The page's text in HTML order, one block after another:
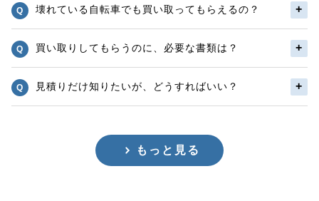
壊れている自転車でも買い取ってもらえるの？
買い取りしてもらうのに、必要な書類は？
見積りだけ知りたいが、どうすればいい？
もっと見る